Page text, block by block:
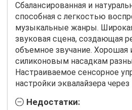
Сбалансированная и
способная с легкостью
музыкальные жанры.
звуковая сцена, создающая
объемное звучание. Хорошая
силиконовым насадкам
Настраиваемое сенсорное
настройки эквалайзера
Недостатки: